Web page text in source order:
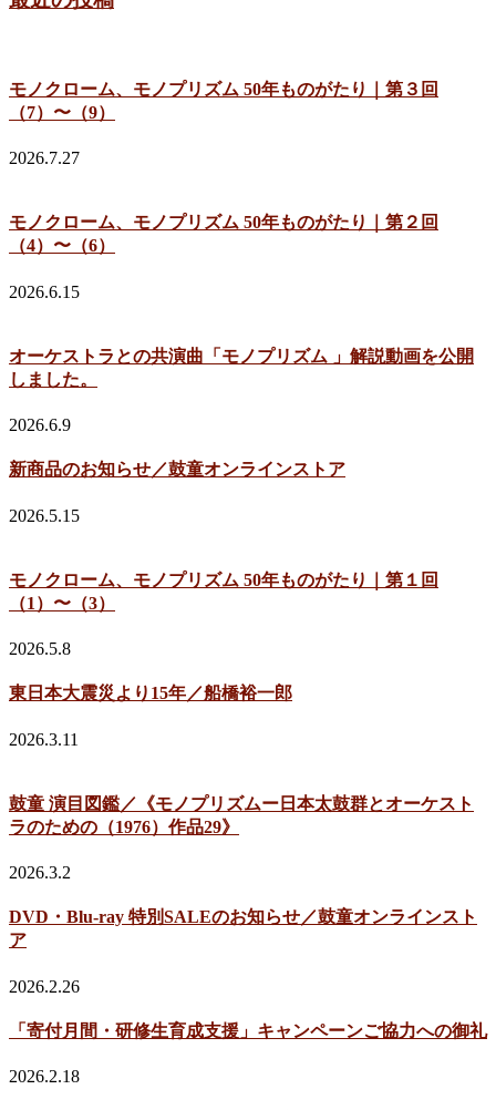
モノクローム、モノプリズム 50年ものがたり｜第３回
（7）〜（9）
2026.7.27
モノクローム、モノプリズム 50年ものがたり｜第２回
（4）〜（6）
2026.6.15
オーケストラとの共演曲「モノプリズム 」解説動画を公開
しました。
2026.6.9
新商品のお知らせ／鼓童オンラインストア
2026.5.15
モノクローム、モノプリズム 50年ものがたり｜第１回
（1）〜（3）
2026.5.8
東日本大震災より15年／船橋裕一郎
2026.3.11
鼓童 演目図鑑／《モノプリズムー日本太鼓群とオーケスト
ラのための（1976）作品29》
2026.3.2
DVD・Blu-ray 特別SALEのお知らせ／鼓童オンラインスト
ア
2026.2.26
「寄付月間・研修生育成支援」キャンペーンご協力への御礼
2026.2.18